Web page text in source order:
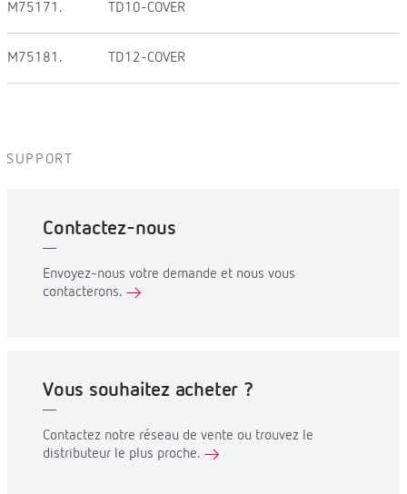
M75171. TD10-COVER
M75181. TD12-COVER
SUPPORT
Contactez-nous
Envoyez-nous votre demande et nous vous
contacterons.
Vous souhaitez acheter ?
Contactez notre réseau de vente ou trouvez le
distributeur le plus proche.